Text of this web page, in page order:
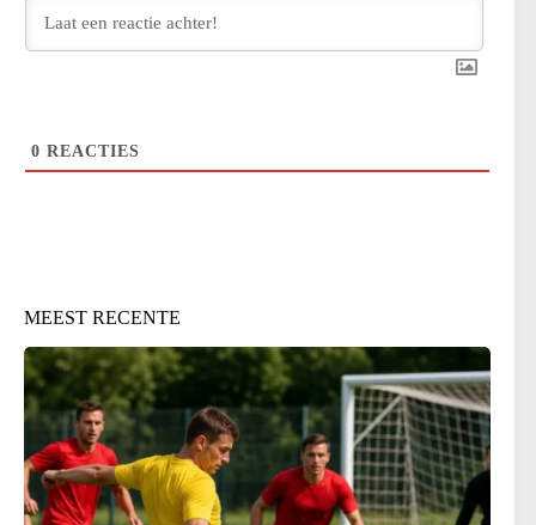
0 REACTIES
MEEST RECENTE